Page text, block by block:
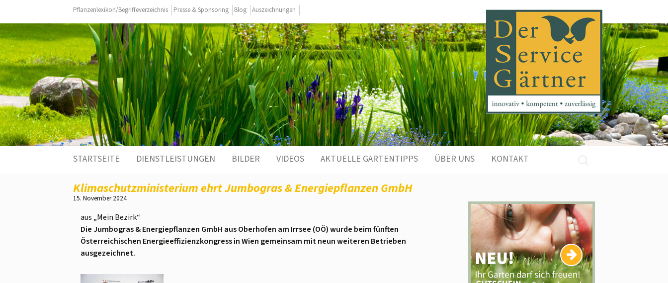
Pflanzenlexikon/Begriffeverzeichnis Presse & Sponsoring Blog Auszeichnungen
STARTSEITE DIENSTLEISTUNGEN BILDER VIDEOS AKTUELLE GARTENTIPPS ÜBER UNS KONTAKT
Klimaschutzministerium ehrt Jumbogras & Energiepflanzen GmbH
15. November 2024
aus „Mein Bezirk“
Die Jumbogras & Energiepflanzen GmbH aus Oberhofen am Irrsee (OÖ) wurde beim fünften
Österreichischen Energieeffizienzkongress in Wien gemeinsam mit neun weiteren Betrieben
ausgezeichnet.